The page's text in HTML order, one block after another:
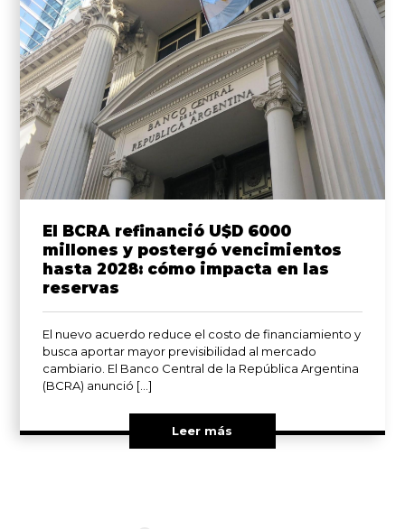
El BCRA refinanció U$D 6000
millones y postergó vencimientos
hasta 2028: cómo impacta en las
reservas
El nuevo acuerdo reduce el costo de financiamiento y
busca aportar mayor previsibilidad al mercado
cambiario. El Banco Central de la República Argentina
(BCRA) anunció […]
Leer más